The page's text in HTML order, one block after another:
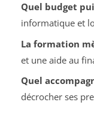
Quel budget
informatique et
La formation
et une aide au
Quel
décrocher ses